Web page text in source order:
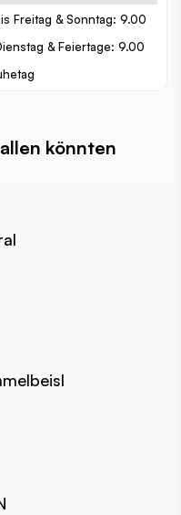
Freitag & Sonntag: 9.00
& Feiertage: 9.00
könnten